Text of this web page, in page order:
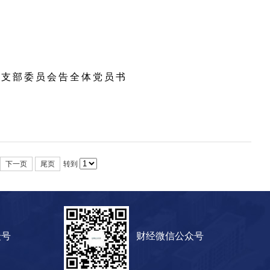
部委员会告全体党员书
下一页 尾页 转到
财经微信公众号